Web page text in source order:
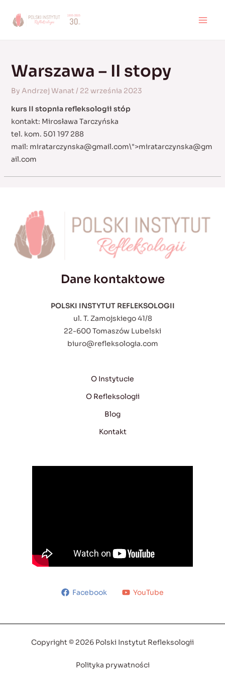
Warszawa – II stopy
By Andrzej Wanat/ 22 września 2023
kurs II stopnia refleksologii stóp
kontakt: Mirosława Tarczyńska
tel. kom. 501 197 288
mail: miratarczynska@gmail.com\">miratarczynska@gm
ail.com
Dane kontaktowe
POLSKI INSTYTUT REFLEKSOLOGII
ul. T. Zamojskiego 41/8
22-600 Tomaszów Lubelski
biuro@refleksologia.com
O Instytucie
O Refleksologii
Blog
Kontakt
Facebook YouTube
Copyright © 2026 Polski Instytut Refleksologii
Polityka prywatności